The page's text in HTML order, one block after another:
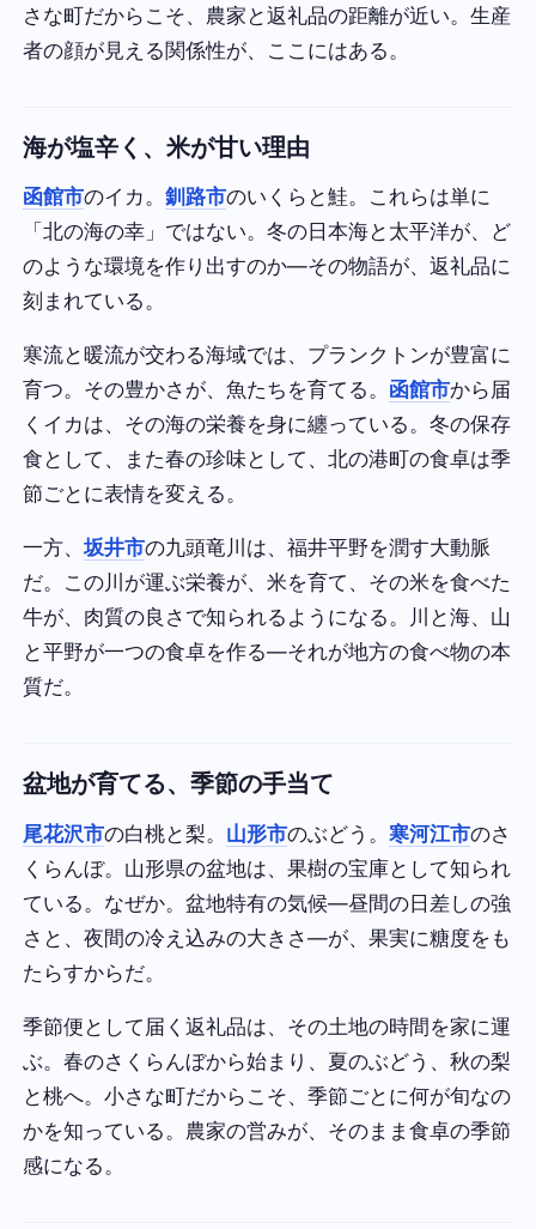
さな町だからこそ、農家と返礼品の距離が近い。生産
者の顔が見える関係性が、ここにはある。
海が塩辛く、米が甘い理由
函館市のイカ。釧路市のいくらと鮭。これらは単に
「北の海の幸」ではない。冬の日本海と太平洋が、ど
のような環境を作り出すのか—その物語が、返礼品に
刻まれている。
寒流と暖流が交わる海域では、プランクトンが豊富に
育つ。その豊かさが、魚たちを育てる。 函館市から届
くイカは、その海の栄養を身に纏っている。冬の保存
食として、また春の珍味として、北の港町の食卓は季
節ごとに表情を変える。
一方、坂井市の九頭竜川は、福井平野を潤す大動脈
だ。この川が運ぶ栄養が、米を育て、その米を食べた
牛が、肉質の良さで知られるようになる。川と海、山
と平野が一つの食卓を作る—それが地方の食べ物の本
質だ。
盆地が育てる、季節の手当て
尾花沢市の白桃と梨。 山形市のぶどう。寒河江市のさ
くらんぼ。山形県の盆地は、果樹の宝庫として知られ
ている。なぜか。盆地特有の気候—昼間の日差しの強
さと、夜間の冷え込みの大きさ—が、果実に糖度をも
たらすからだ。
季節便として届く返礼品は、その土地の時間を家に運
ぶ。春のさくらんぼから始まり、夏のぶどう、秋の梨
と桃へ。小さな町だからこそ、季節ごとに何が旬なの
かを知っている。農家の営みが、そのまま食卓の季節
感になる。